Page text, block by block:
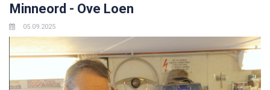
Minneord - Ove Loen
05.09.2025